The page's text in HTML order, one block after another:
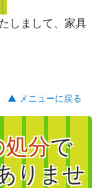
しまして、家具
▲ メニューに戻る
分で
りませ